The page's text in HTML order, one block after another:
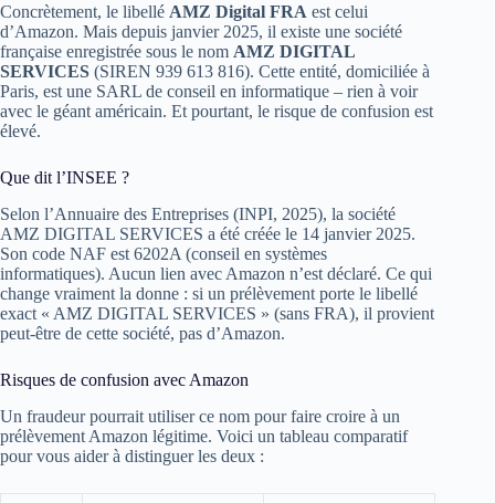
Concrètement, le libellé AMZ Digital FRA est celui
d’Amazon. Mais depuis janvier 2025, il existe une société
française enregistrée sous le nom AMZ DIGITAL
SERVICES (SIREN 939 613 816). Cette entité, domiciliée à
Paris, est une SARL de conseil en informatique – rien à voir
avec le géant américain. Et pourtant, le risque de confusion est
élevé.
Que dit l’INSEE ?
Selon l’Annuaire des Entreprises (INPI, 2025), la société
AMZ DIGITAL SERVICES a été créée le 14 janvier 2025.
Son code NAF est 6202A (conseil en systèmes
informatiques). Aucun lien avec Amazon n’est déclaré. Ce qui
change vraiment la donne : si un prélèvement porte le libellé
exact « AMZ DIGITAL SERVICES » (sans FRA), il provient
peut‑être de cette société, pas d’Amazon.
Risques de confusion avec Amazon
Un fraudeur pourrait utiliser ce nom pour faire croire à un
prélèvement Amazon légitime. Voici un tableau comparatif
pour vous aider à distinguer les deux :